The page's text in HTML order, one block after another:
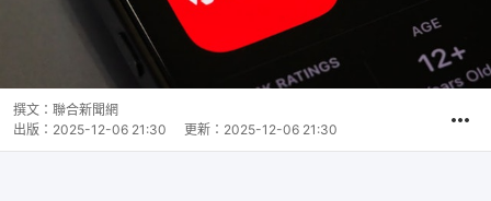
撰文： 聯合新聞網
出版： 2025-12-06 21:30 更新： 2025-12-06 21:30